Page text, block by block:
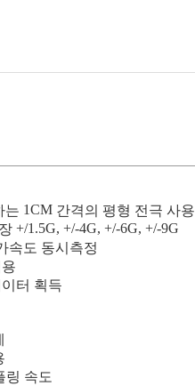
는 1CM 간격의 평형 전극 사용
+/1.5G, +/-4G, +/-6G, +/-9G
속도 동시측정
터 획득
링 속도